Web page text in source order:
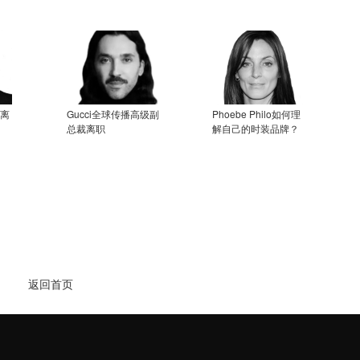
Gucci全球传播高级副
总裁离职
Phoebe Philo如何理
解自己的时装品牌？
返回首页